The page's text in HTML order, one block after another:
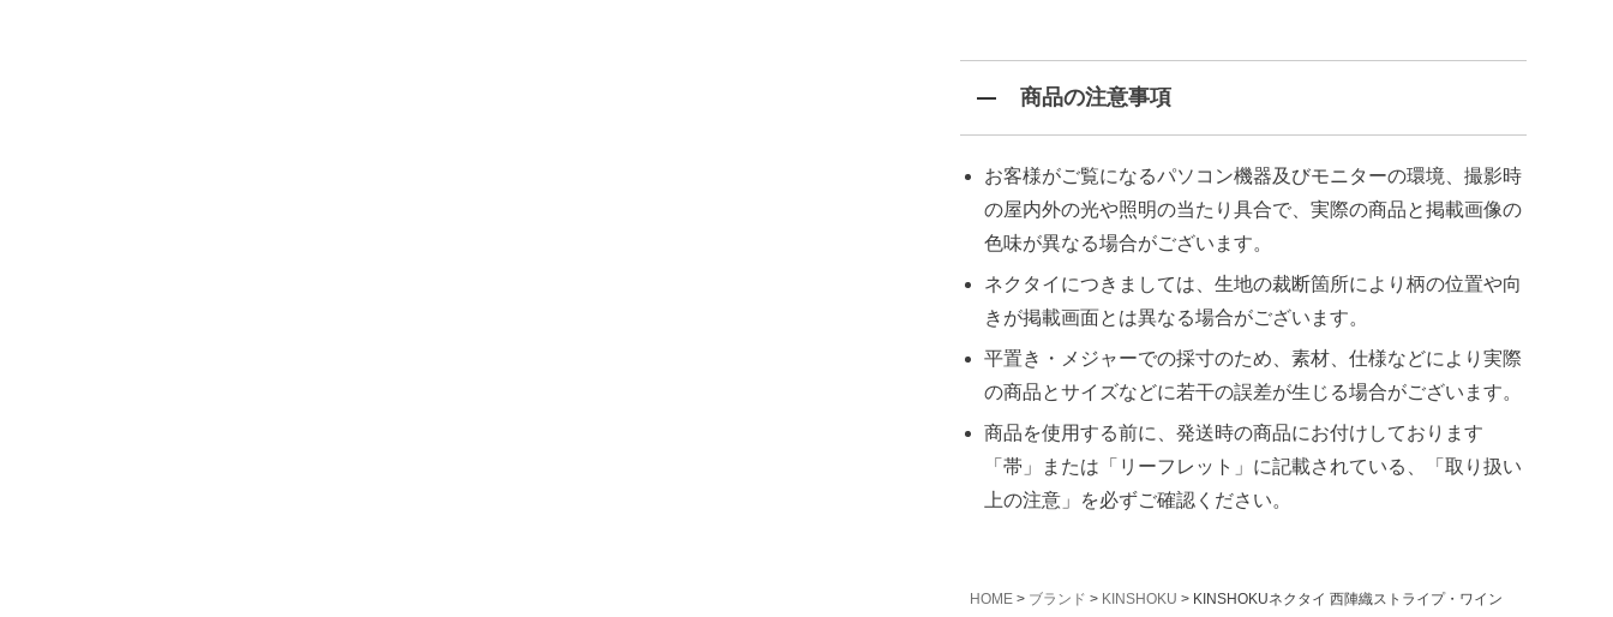
商品の注意事項
お客様がご覧になるパソコン機器及びモニターの環境、撮影時
の屋内外の光や照明の当たり具合で、実際の商品と掲載画像の
色味が異なる場合がございます。
ネクタイにつきましては、生地の裁断箇所により柄の位置や向
きが掲載画面とは異なる場合がございます。
平置き・メジャーでの採寸のため、素材、仕様などにより実際
の商品とサイズなどに若干の誤差が生じる場合がございます。
商品を使用する前に、発送時の商品にお付けしております
「帯」または「リーフレット」に記載されている、「取り扱い
上の注意」を必ずご確認ください。
HOME ブランド KINSHOKU
KINSHOKUネクタイ 西陣織ストライプ・ワイン